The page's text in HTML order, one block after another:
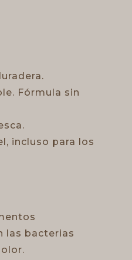
Fórmula sin
incluso para los
las bacterias